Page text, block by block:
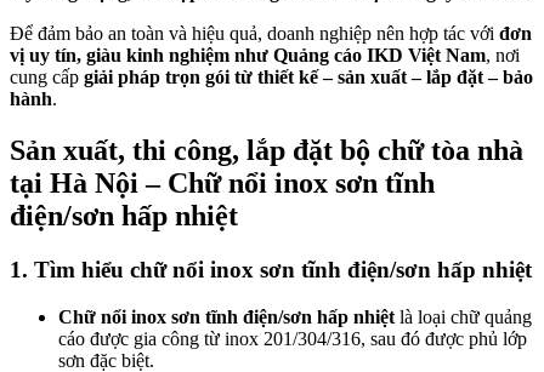
Để đảm bảo an toàn và hiệu quả, doanh nghiệp nên hợp tác với đơn
vị uy tín, giàu kinh nghiệm như Quảng cáo IKD Việt Nam, nơi
cung cấp giải pháp trọn gói từ thiết kế – sản xuất – lắp đặt – bảo
hành.
Sản xuất, thi công, lắp đặt bộ chữ tòa nhà
tại Hà Nội – Chữ nổi inox sơn tĩnh
điện/sơn hấp nhiệt
1. Tìm hiểu chữ nổi inox sơn tĩnh điện/sơn hấp nhiệt
Chữ nổi inox sơn tĩnh điện/sơn hấp nhiệt là loại chữ quảng
cáo được gia công từ inox 201/304/316, sau đó được phủ lớp
sơn đặc biệt.